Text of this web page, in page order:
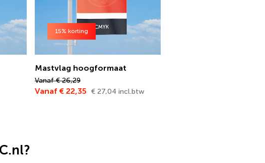
15% korting
Mastvlag hoogformaat
Vanaf € 26,29
Vanaf € 22,35 € 27,04 incl.btw